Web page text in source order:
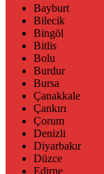
Bayburt
Bilecik
Bingöl
Bitlis
Bolu
Burdur
Bursa
Çanakkale
Çankırı
Çorum
Denizli
Diyarbakır
Düzce
Edirne